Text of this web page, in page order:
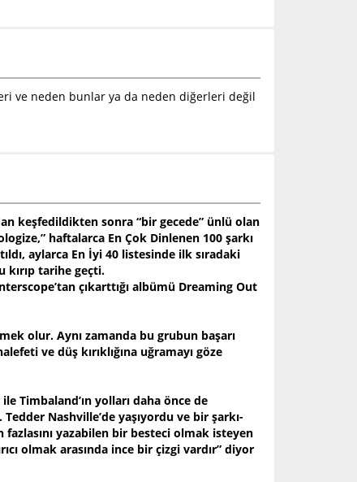
ve neden bunlar ya da neden diğerleri değil
keşfedildikten sonra “bir gecede” ünlü olan
haftalarca En Çok Dinlenen 100 şarkı
aylarca En İyi 40 listesinde ilk sıradaki
kırıp tarihe geçti.
çıkarttığı albümü Dreaming Out
olur. Aynı zamanda bu grubun başarı
ve düş kırıklığına uğramayı göze
Timbaland’ın yolları daha önce de
Nashville’de yaşıyordu ve bir şarkı-
fazlasını yazabilen bir besteci olmak isteyen
olmak arasında ince bir çizgi vardır” diyor